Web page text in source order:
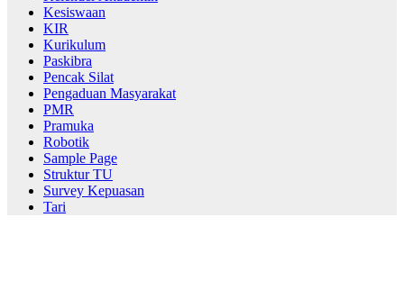
Kesiswaan
KIR
Kurikulum
Paskibra
Pencak Silat
Pengaduan Masyarakat
PMR
Pramuka
Robotik
Sample Page
Struktur TU
Survey Kepuasan
Tari